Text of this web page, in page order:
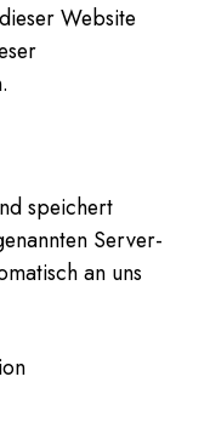
Website
speichert
Server-
an uns